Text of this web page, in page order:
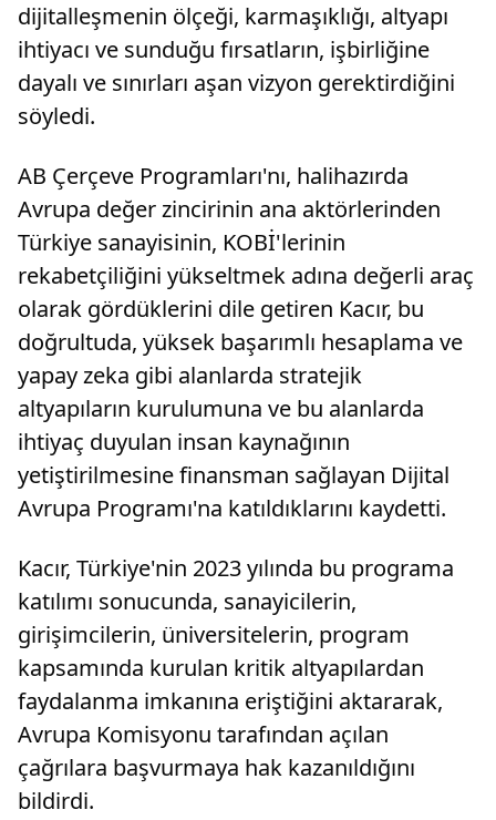
dijitalleşmenin ölçeği, karmaşıklığı, altyapı
ihtiyacı ve sunduğu fırsatların, işbirliğine
dayalı ve sınırları aşan vizyon gerektirdiğini
söyledi.
AB Çerçeve Programları'nı, halihazırda
Avrupa değer zincirinin ana aktörlerinden
Türkiye sanayisinin, KOBİ'lerinin
rekabetçiliğini yükseltmek adına değerli araç
olarak gördüklerini dile getiren Kacır, bu
doğrultuda, yüksek başarımlı hesaplama ve
yapay zeka gibi alanlarda stratejik
altyapıların kurulumuna ve bu alanlarda
ihtiyaç duyulan insan kaynağının
yetiştirilmesine finansman sağlayan Dijital
Avrupa Programı'na katıldıklarını kaydetti.
Kacır, Türkiye'nin 2023 yılında bu programa
katılımı sonucunda, sanayicilerin,
girişimcilerin, üniversitelerin, program
kapsamında kurulan kritik altyapılardan
faydalanma imkanına eriştiğini aktararak,
Avrupa Komisyonu tarafından açılan
çağrılara başvurmaya hak kazanıldığını
bildirdi.